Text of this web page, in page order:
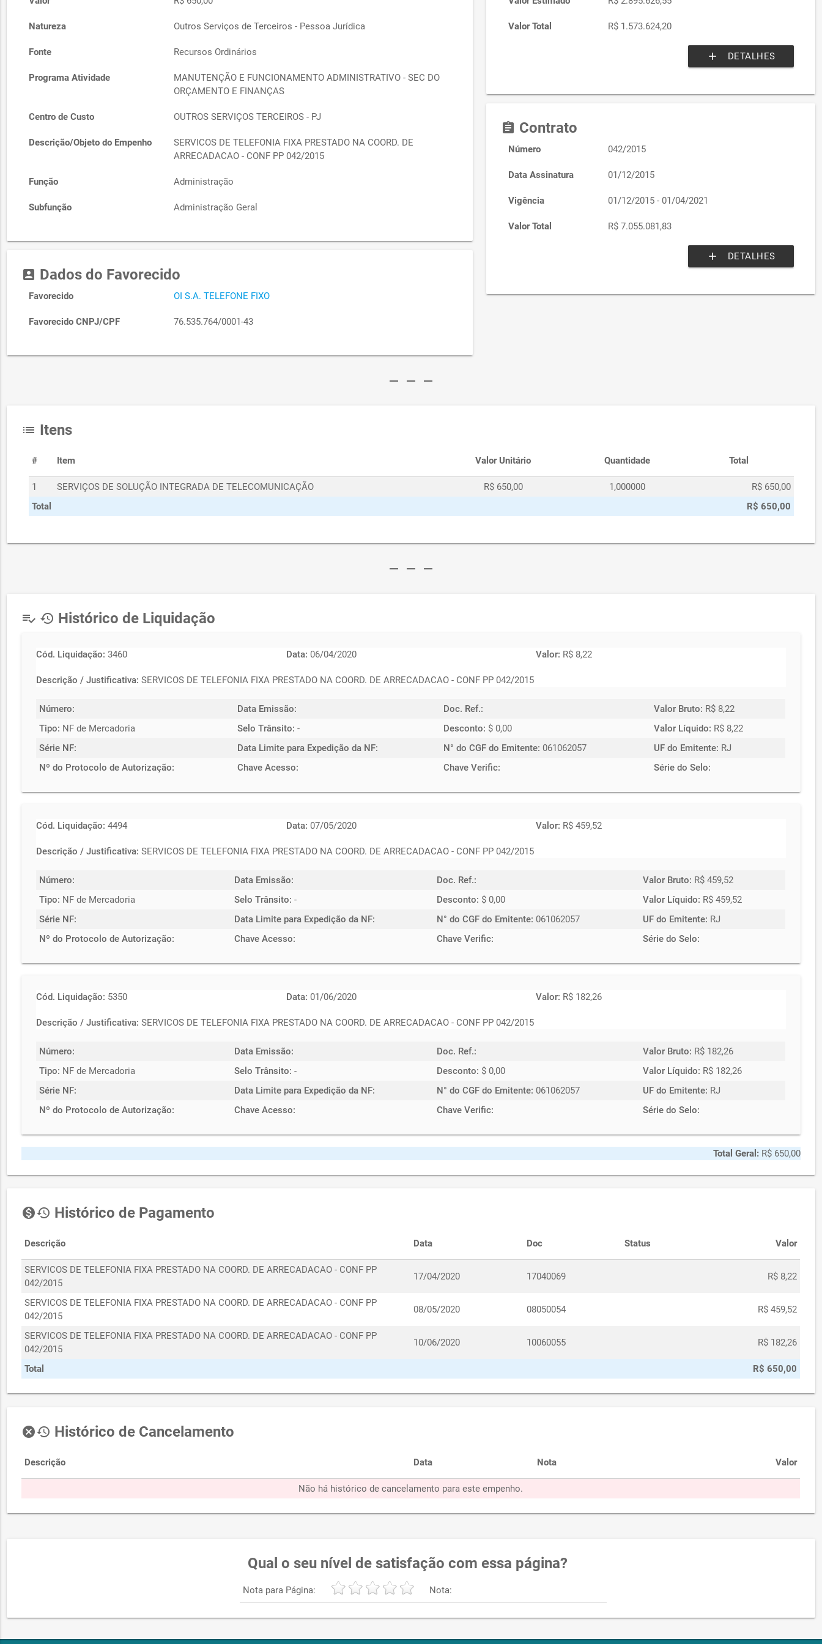
Natureza Outros Serviços de Terceiros - Pessoa Jurídica
Fonte Recursos Ordinários
Programa Atividade
MANUTENÇÃO E FUNCIONAMENTO ADMINISTRATIVO - SEC DO
ORÇAMENTO E FINANÇAS
Centro de Custo OUTROS SERVIÇOS TERCEIROS - PJ
Descrição/Objeto do Empenho
SERVICOS DE TELEFONIA FIXA PRESTADO NA COORD. DE
ARRECADACAO - CONF PP 042/2015
Função Administração
Subfunção Administração Geral
account_box Dados do Favorecido
Favorecido OI S.A. TELEFONE FIXO
Favorecido CNPJ/CPF 76.535.764/0001-43
Valor Total R$ 1.573.624,20
add DETALHES
assignment Contrato
Número 042/2015
Data Assinatura 01/12/2015
Vigência 01/12/2015 - 01/04/2021
Valor Total R$ 7.055.081,83
add DETALHES
remove remove remove
list Itens
# Item Valor Unitário Quantidade Total
1 SERVIÇOS DE SOLUÇÃO INTEGRADA DE TELECOMUNICAÇÃO R$ 650,00 1,000000
R$ 650,00
Total
R$ 650,00
remove remove remove
playlist_add_check history Histórico de Liquidação
Cód. Liquidação: 3460 Data: 06/04/2020 Valor: R$ 8,22
Descrição / Justificativa: SERVICOS DE TELEFONIA FIXA PRESTADO NA COORD. DE ARRECADACAO - CONF PP 042/2015
Número: Data Emissão: Doc. Ref.: Valor Bruto: R$ 8,22
Tipo: NF de Mercadoria Selo Trânsito: - Desconto: $ 0,00 Valor Líquido: R$ 8,22
Série NF:
Data Limite para Expedição da NF: N° do CGF do Emitente: 061062057 UF do Emitente: RJ
Nº do Protocolo de Autorização:
Chave Acesso: Chave Verific: Série do Selo:
Cód. Liquidação: 4494 Data: 07/05/2020 Valor: R$ 459,52
Descrição / Justificativa: SERVICOS DE TELEFONIA FIXA PRESTADO NA COORD. DE ARRECADACAO - CONF PP 042/2015
Número: Data Emissão: Doc. Ref.: Valor Bruto: R$ 459,52
Tipo: NF de Mercadoria Selo Trânsito: - Desconto: $ 0,00 Valor Líquido: R$ 459,52
Série NF:
Data Limite para Expedição da NF: N° do CGF do Emitente: 061062057 UF do Emitente: RJ
Nº do Protocolo de Autorização:
Chave Acesso: Chave Verific: Série do Selo:
Cód. Liquidação: 5350 Data: 01/06/2020 Valor: R$ 182,26
Descrição / Justificativa: SERVICOS DE TELEFONIA FIXA PRESTADO NA COORD. DE ARRECADACAO - CONF PP 042/2015
Número: Data Emissão: Doc. Ref.: Valor Bruto: R$ 182,26
Tipo: NF de Mercadoria Selo Trânsito: - Desconto: $ 0,00 Valor Líquido: R$ 182,26
Série NF:
Data Limite para Expedição da NF: N° do CGF do Emitente: 061062057 UF do Emitente: RJ
Nº do Protocolo de Autorização:
Chave Acesso: Chave Verific: Série do Selo:
Total Geral:R$ 650,00
monetization_onhistory Histórico de Pagamento
Descrição Data Doc Status Valor
SERVICOS DE TELEFONIA FIXA PRESTADO NA COORD. DE ARRECADACAO - CONF PP
042/2015
17/04/2020 17040069 R$ 8,22
SERVICOS DE TELEFONIA FIXA PRESTADO NA COORD. DE ARRECADACAO - CONF PP
042/2015
08/05/2020 08050054 R$ 459,52
SERVICOS DE TELEFONIA FIXA PRESTADO NA COORD. DE ARRECADACAO - CONF PP
042/2015
10/06/2020 10060055 R$ 182,26
Total R$ 650,00
cancelhistory Histórico de Cancelamento
Descrição Data Nota Valor
Não há histórico de cancelamento para este empenho.
Qual o seu nível de satisfação com essa página?
Nota para Página: Nota: